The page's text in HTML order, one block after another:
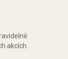
akcích.